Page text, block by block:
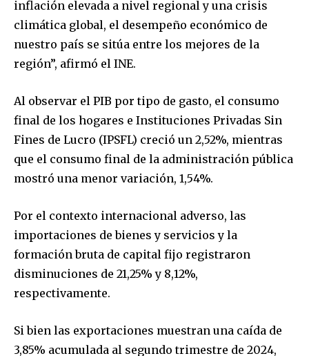
Join our community of
SUBSCRIBERS and be part of the
conversation.
or click the subscribe button below. Don't worry, we respect
your privacy and won't spam your inbox. Your information is
SUBSCRIBE
I've read and accept thePrivacy Policy .
inflación elevada a nivel regional y una crisis
climática global, el desempeño económico de
nuestro país se sitúa entre los mejores de la
región”, afirmó el INE.
Al observar el PIB por tipo de gasto, el consumo
final de los hogares e Instituciones Privadas Sin
Fines de Lucro (IPSFL) creció un 2,52%, mientras
que el consumo final de la administración pública
mostró una menor variación, 1,54%.
Por el contexto internacional adverso, las
importaciones de bienes y servicios y la
formación bruta de capital fijo registraron
disminuciones de 21,25% y 8,12%,
respectivamente.
Si bien las exportaciones muestran una caída de
3,85% acumulada al segundo trimestre de 2024,